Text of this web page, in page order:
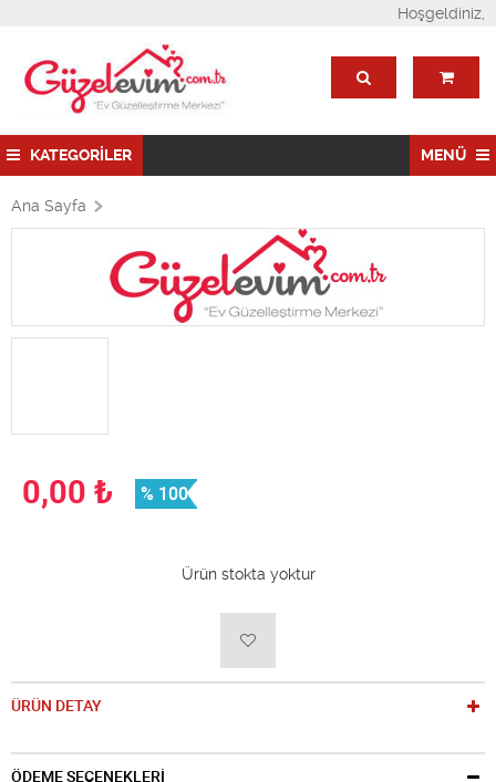
Hoşgeldiniz,
KATEGORİLER MENÜ
Ana Sayfa
0,00 ₺ % 100
Ürün stokta yoktur
ÜRÜN DETAY
ÖDEME SEÇENEKLERİ